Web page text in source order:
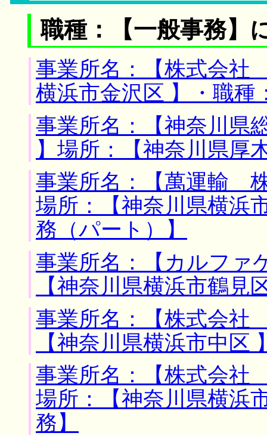
職種：【一般事務】
事業所名：【株式会
横浜市金沢区 】・職種
事業所名：【神奈川県
】場所：【神奈川県厚
事業所名：【萬運輸
場所：【神奈川県横浜
務（パート）】
事業所名：【カルフ
【神奈川県横浜市鶴見
事業所名：【株式会
【神奈川県横浜市中区
事業所名：【株式会
場所：【神奈川県横浜
務】